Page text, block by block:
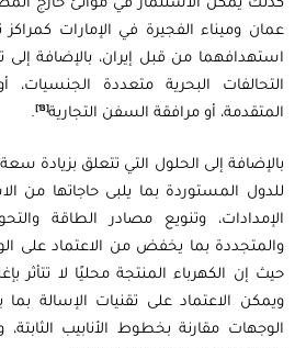
كذلك يمكن الاستثمار في موانئ خارج
عمان وميناء الفجيرة في الإمارات كمراكز
استهدافهما من قبل إيران، بالإضافة إلى
التحالفات البحرية متعددة الجنسيات،
المتقدمة، أو مرافقة السفن التجارية
.
بالإضافة إلى الحلول التي تتعلق بزيادة سعة
للدول المستوردة بما يلبى حاجاتها من
الإمدادات، وتنويع مصادر الطاقة
والمتجددة بما يخفض من الاعتماد على
حيث إن الكهرباء المنتجة محليًا لا تتأثر
ويمكن الاعتماد على تقنيات الإسالة بما
الوجهات مقارنة بخطوط الأنابيب